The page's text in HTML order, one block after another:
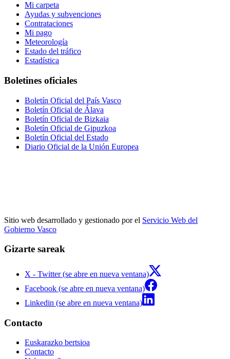
Mi carpeta
Ayudas y subvenciones
Contrataciones
Mi pago
Meteorología
Estado del tráfico
Estadística
Boletines oficiales
Boletín Oficial del País Vasco
Boletín Oficial de Álava
Boletín Oficial de Bizkaia
Boletín Oficial de Gipuzkoa
Boletín Oficial del Estado
Diario Oficial de la Unión Europea
Sitio web desarrollado y gestionado por el Servicio Web del
Gobierno Vasco
Gizarte sareak
X - Twitter (se abre en nueva ventana)
Facebook (se abre en nueva ventana)
Linkedin (se abre en nueva ventana)
Contacto
Euskarazko bertsioa
Contacto